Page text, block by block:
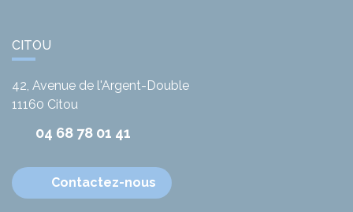
CITOU
42, Avenue de l'Argent-Double
11160 Citou
04 68 78 01 41
Contactez-nous